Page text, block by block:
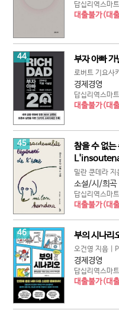
답십리역스마
대출불가(대
44 부자 아빠
로버트 기요사
경제경영
답십리역스마
대출불가(대
45
참을 수 없는
밀란 쿤데라
소설/시/희곡
답십리역스마
대출불가(대
46 부의 시나리
오건영 지음 |
경제경영
답십리역스마
대출불가(대